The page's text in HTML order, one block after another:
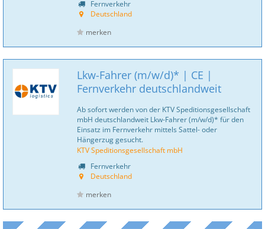
Fernverkehr
Deutschland
merken
Lkw-Fahrer (m/w/d)* | CE |
Fernverkehr deutschlandweit
Ab sofort werden von der KTV Speditionsgesellschaft
mbH deutschlandweit Lkw-Fahrer (m/w/d)* für den
Einsatz im Fernverkehr mittels Sattel- oder
Hängerzug gesucht.
KTV Speditionsgesellschaft mbH
Fernverkehr
Deutschland
merken